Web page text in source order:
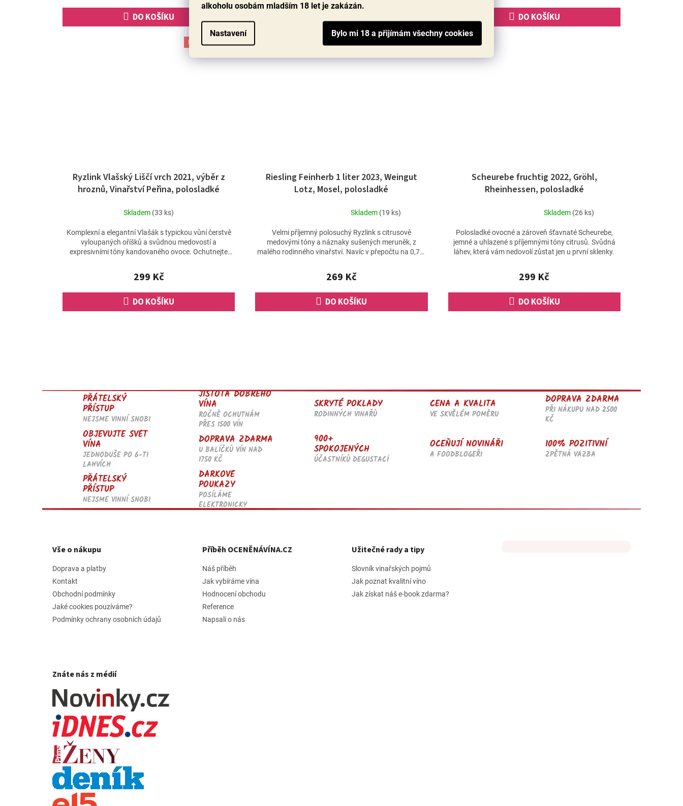
alkoholu osobám mladším 18 let je zakázán.
Nastavení
DO KOŠÍKU DO KOŠÍKU
Poslední láhve
Ryzlink Vlašský Liščí vrch 2021, výběr z
hroznů, Vinařství Peřina, polosladké
Skladem (33 ks)
299 Kč
DO KOŠÍKU
Komplexní a elegantní Vlašák s typickou vůní čerstvě
vyloupaných oříšků a svůdnou medovostí a
expresivními tóny kandovaného ovoce. Ochutnejte
Riesling Feinherb 1 liter 2023, Weingut
Lotz, Mosel, polosladké
hodnocení
produktu
je
Skladem (19 ks)
269 Kč
DO KOŠÍKU
Velmi příjemný polosuchý Ryzlink s citrusově
medovými tóny a náznaky sušených meruněk, z
malého rodinného vinařství. Navíc v přepočtu na 0,75l
Scheurebe fruchtig 2022, Gröhl,
Rheinhessen, polosladké
hodnocení
produktu
je
Skladem (26 ks)
299 Kč
DO KOŠÍKU
Polosladké ovocné a zároveň šťavnaté Scheurebe,
jemné a uhlazené s příjemnými tóny citrusů. Svůdná
láhev, která vám nedovolí zůstat jen u první sklenky.
c
í
p
r
y
v
ý
PŘÁTELSKÝ
PŘÍSTUP
NEJSME VINNÍ SNOBI
JISTOTA DOBRÉHO
VÍNA
ROČNĚ OCHUTNÁM
PŘES 1500 VÍN
SKRYTÉ POKLADY
RODINNÝCH VINAŘŮ
CENA A KVALITA
VE SKVĚLÉM POMĚRU
DOPRAVA ZDARMA
PŘI NÁKUPU NAD 2500
KČ
OBJEVUJTE SVĚT
VÍNA
JEDNODUŠE PO 6-TI
LAHVÍCH
DOPRAVA ZDARMA
U BALÍČKŮ VÍN NAD
1750 KČ
900+
SPOKOJENÝCH
ÚČASTNÍKŮ DEGUSTACÍ
OCEŇUJÍ NOVINÁŘI
A FOODBLOGEŘI
100% POZITIVNÍ
ZPĚTNÁ VAZBA
PŘÁTELSKÝ
PŘÍSTUP
NEJSME VINNÍ SNOBI
DÁRKOVÉ
POUKAZY
POSÍLÁME
ELEKTRONICKY
Vše o nákupu
Doprava a platby
Kontakt
Obchodní podmínky
Jaké cookies pouzíváme?
Podmínky ochrany osobních údajů
Příběh OCENĚNÁVÍNA.CZ
Náš příběh
Jak vybíráme vína
Hodnocení obchodu
Reference
Napsali o nás
Užitečné rady a tipy
Slovník vinařských pojmů
Jak poznat kvalitní víno
Jak získat náš e-book zdarma?
Znáte nás z médií